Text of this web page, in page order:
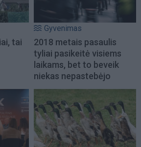
tai
Gyvenimas
2018 metais pasaulis
tyliai pasikeitė visiems
laikams, bet to beveik
niekas nepastebėjo